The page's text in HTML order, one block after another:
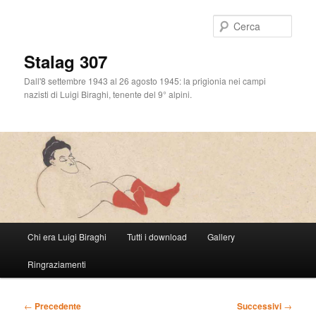
Stalag 307
Dall'8 settembre 1943 al 26 agosto 1945: la prigionia nei campi
nazisti di Luigi Biraghi, tenente del 9° alpini.
principale
Vai
al
Chi era Luigi Biraghi Tutti i download Gallery
Ringraziamenti
Navigazione
← Precedente Successivi →